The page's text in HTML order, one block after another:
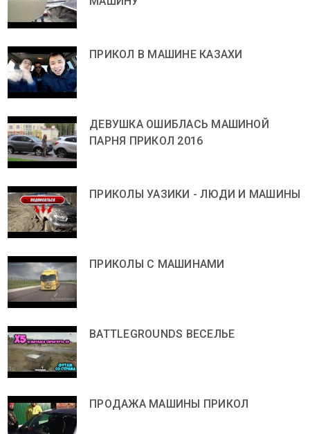
ПРИКОЛ В МАШИНЕ КАЗАХИ
ДЕВУШКА ОШИБЛАСЬ МАШИНОЙ
ПАРНЯ ПРИКОЛ 2016
ПРИКОЛЫ УАЗИКИ - ЛЮДИ И МАШИНЫ
ПРИКОЛЫ С МАШИНАМИ
BATTLEGROUNDS ВЕСЕЛЬЕ
ПРОДАЖА МАШИНЫ ПРИКОЛ